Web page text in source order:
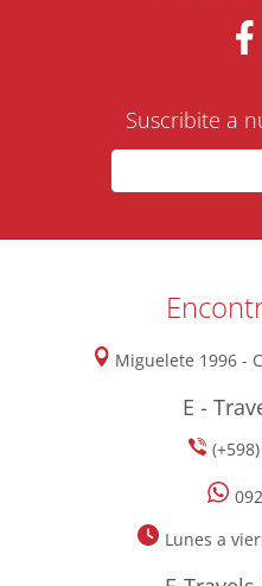
Suscribite a
Miguelete 1996 -
E -
Lunes a